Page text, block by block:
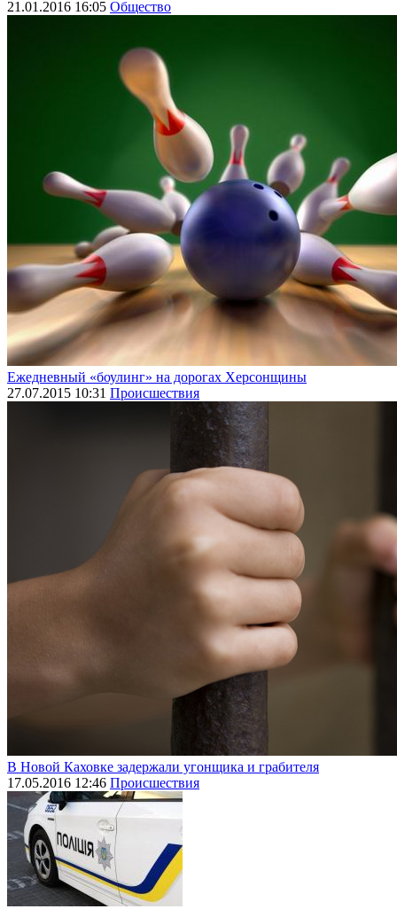
21.01.2016 16:05 Общество
Ежедневный «боулинг» на дорогах Херсонщины
27.07.2015 10:31 Происшествия
В Новой Каховке задержали угонщика и грабителя
17.05.2016 12:46 Происшествия